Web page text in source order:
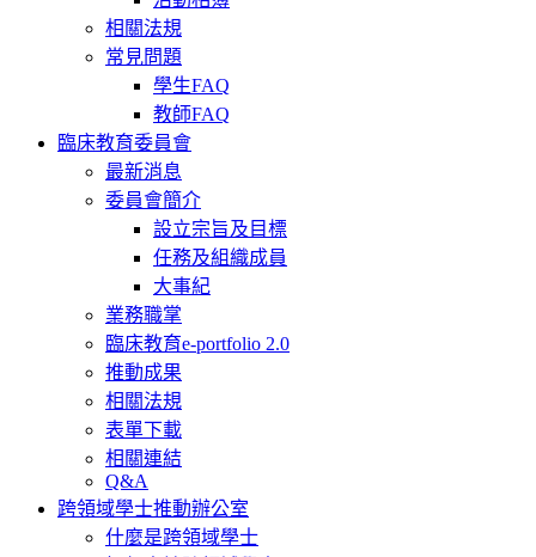
相關法規
常見問題
學生FAQ
教師FAQ
臨床教育委員會
最新消息
委員會簡介
設立宗旨及目標
任務及組織成員
大事紀
業務職掌
臨床教育e-portfolio 2.0
推動成果
相關法規
表單下載
相關連結
Q&A
跨領域學士推動辦公室
什麼是跨領域學士